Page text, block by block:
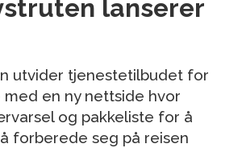
lanserer
utvider tjenestetilbudet for
med en ny nettside hvor
og pakkeliste for å
forberede seg på reisen